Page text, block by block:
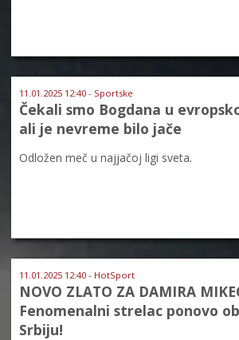
11.01.2025 12:40 - Sportske
Čekali smo Bogdana u
ali je nevreme bilo jače
Odložen meč u najjačoj ligi sveta.
11.01.2025 12:40 - HotSport
NOVO ZLATO ZA DAMIRA
Fenomenalni strelac ponovo
Srbiju!